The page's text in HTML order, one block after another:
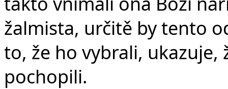
žalmista, určitě by tento
to, že ho vybrali, ukazuje,
pochopili.